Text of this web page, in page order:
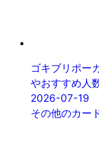
ゴキブリポー
やおすすめ人
2026-07-19
その他のカー